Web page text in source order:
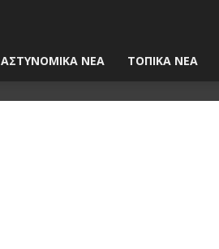
ΑΣΤΥΝΟΜΙΚΑ ΝΕΑ ΤΟΠΙΚΑ ΝΕΑ